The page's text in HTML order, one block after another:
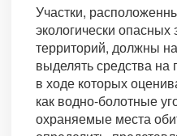
Участки,
экологически
территорий, должны
выделять средства
в ходе которых
как водно-болотные
охраняемые места